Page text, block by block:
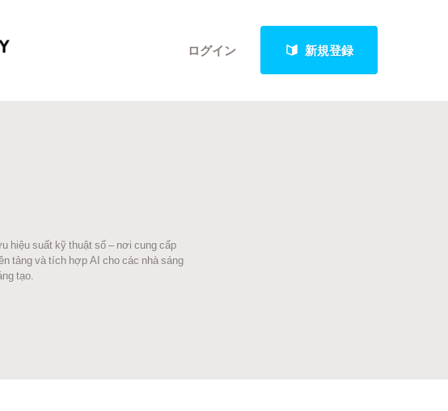
ログイン 新規登録
特集から探す 最新進捗報告から探す
ジェクト
hiệu suất kỹ thuật số – nơi cung cấp
tảng và tích hợp AI cho các nhà sáng
tạo.